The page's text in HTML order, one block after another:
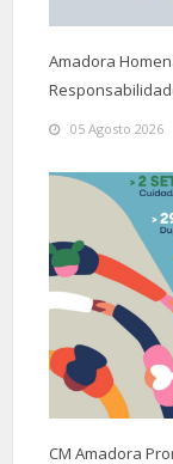
Amadora
05 Agosto 2026
CM Amadora